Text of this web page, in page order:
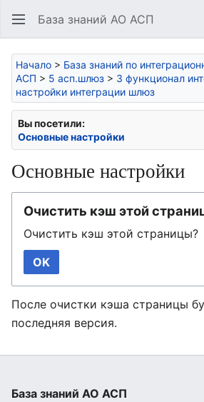
База знаний АО АСП
Начало > База знаний по
АСП > 5 асп.шлюз > 3 функционал
настройки интеграции шлюз
Вы посетили:
Основные настройки
Основные настройки
Очистить кэш этой
Очистить кэш этой страницы?
OK
После очистки кэша страницы
последняя версия.
База знаний АО АСП